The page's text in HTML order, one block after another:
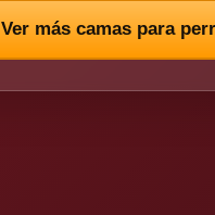
Ver más camas para